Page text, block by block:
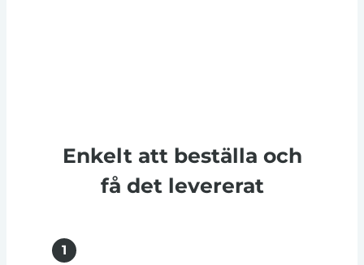
Enkelt att beställa och
få det levererat
1